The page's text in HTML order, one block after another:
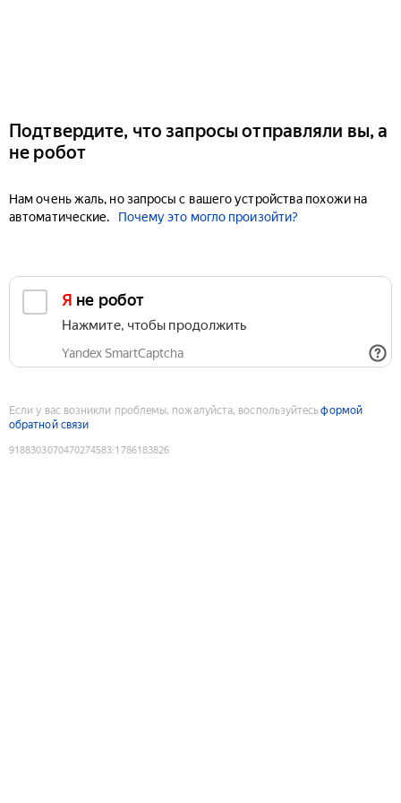
Подтвердите, что запросы отправляли вы, а
не робот
Нам очень жаль, но запросы с вашего устройства похожи на
автоматические.
Почему это могло произойти?
Я не робот
Нажмите, чтобы продолжить
Yandex SmartCaptcha
Если у вас возникли проблемы, пожалуйста, воспользуйтесьформой
обратной связи
9188303070470274583:1786183826